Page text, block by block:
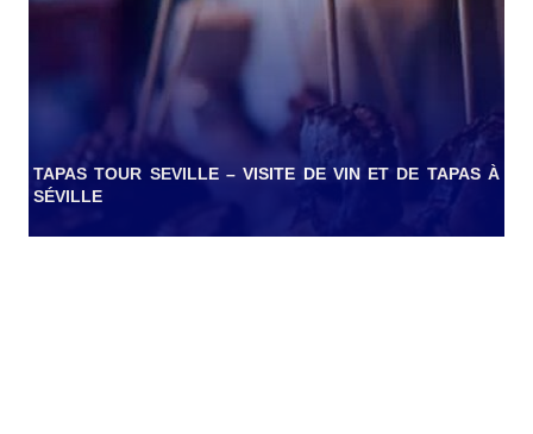
TAPAS TOUR SEVILLE – VISITE DE VIN ET DE TAPAS À
SÉVILLE